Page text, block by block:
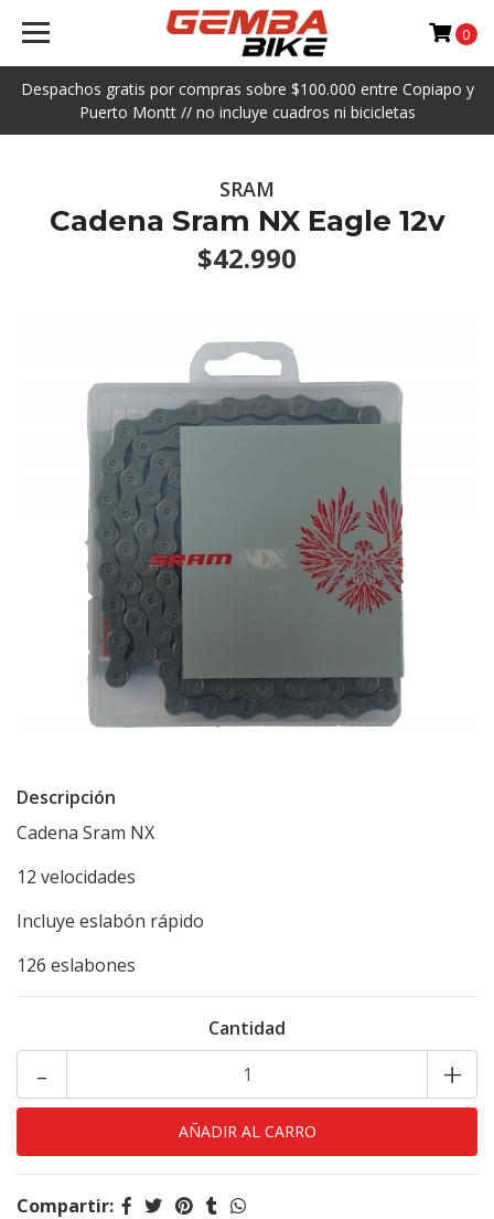
Despachos gratis por compras sobre $100.000 entre Copiapo y
Puerto Montt // no incluye cuadros ni bicicletas
0
SRAM
Cadena Sram NX Eagle 12v
$42.990
Descripción
Cadena Sram NX
12 velocidades
Incluye eslabón rápido
126 eslabones
Cantidad
+
-
Compartir: